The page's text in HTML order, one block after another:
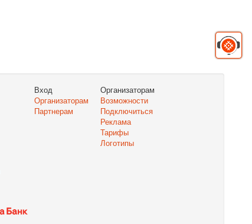
Вход
Организаторам
Партнерам
Организаторам
Возможности
Подключиться
Реклама
Тарифы
Логотипы